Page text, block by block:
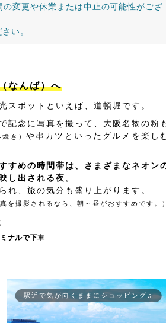
変更や休業または中止の可能性がござ
い。
なんば）へ
スポットといえば、道頓堀です。
記念に写真を撮って、大阪名物の粉
き） や串カツといったグルメを楽し
すめの時間帯は、さまざまなネオン
し出される夜。
れ、旅の気分も盛り上がります。
を撮影されるなら、朝～昼がおすすめです。
ナルで下車
駅近で気が向くままにショッピング♫